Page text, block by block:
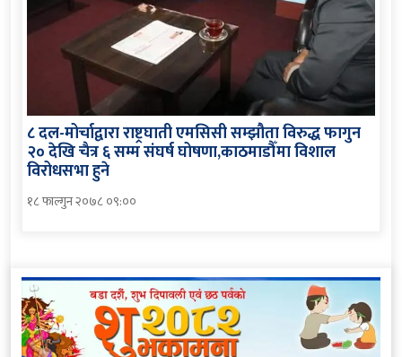
८ दल-मोर्चाद्वारा राष्ट्रघाती एमसिसी सम्झौता विरुद्ध फागुन
२० देखि चैत्र ६ सम्म संघर्ष घोषणा,काठमाडौँमा विशाल
विरोधसभा हुने
१८ फाल्गुन २०७८ ०९:००